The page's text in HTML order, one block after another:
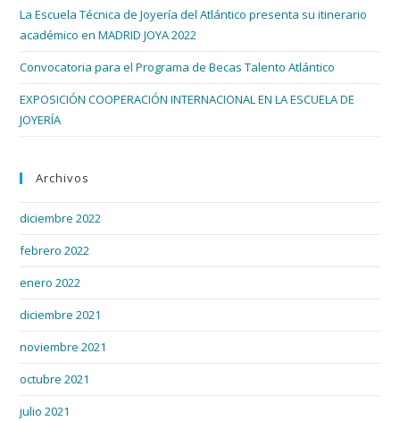
La Escuela Técnica de Joyería del Atlántico presenta su itinerario
académico en MADRID JOYA 2022
Convocatoria para el Programa de Becas Talento Atlántico
EXPOSICIÓN COOPERACIÓN INTERNACIONAL EN LA ESCUELA DE
JOYERÍA
Archivos
diciembre 2022
febrero 2022
enero 2022
diciembre 2021
noviembre 2021
octubre 2021
julio 2021